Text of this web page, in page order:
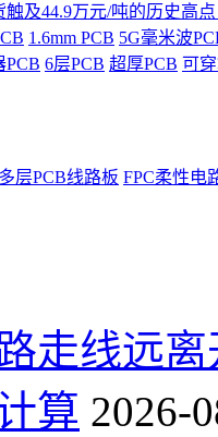
触及44.9万元/吨的历史高
1.6mm PCB 5G毫米波
PCB 6层PCB 超厚PCB 可
层PCB线路板 FPC柔性电
走线远
算 2026-